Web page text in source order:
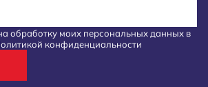
обработку моих персональных данных в
конфиденциальности